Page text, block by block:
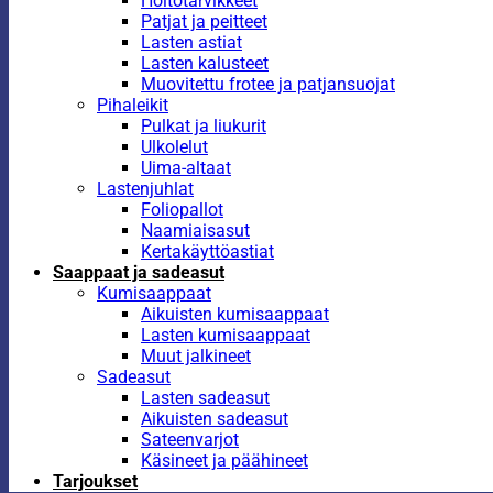
Patjat ja peitteet
Lasten astiat
Lasten kalusteet
Muovitettu frotee ja patjansuojat
Pihaleikit
Pulkat ja liukurit
Ulkolelut
Uima-altaat
Lastenjuhlat
Foliopallot
Naamiaisasut
Kertakäyttöastiat
Saappaat ja sadeasut
Kumisaappaat
Aikuisten kumisaappaat
Lasten kumisaappaat
Muut jalkineet
Sadeasut
Lasten sadeasut
Aikuisten sadeasut
Sateenvarjot
Käsineet ja päähineet
Tarjoukset